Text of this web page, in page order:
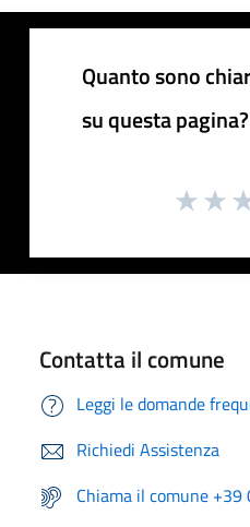
Quanto sono
su questa pagina?
Contatta il comune
Leggi le domande
Richiedi Assistenza
Chiama il comune